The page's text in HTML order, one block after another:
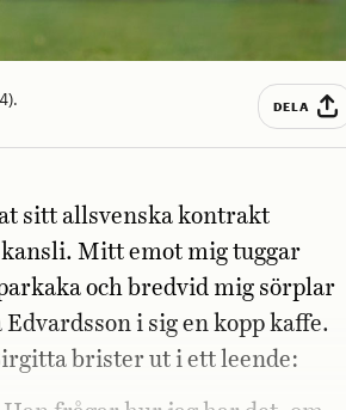
DELA
sitt allsvenska kontrakt
Mitt emot mig tuggar
och bredvid mig sörplar
i sig en kopp kaffe.
brister ut i ett leende: